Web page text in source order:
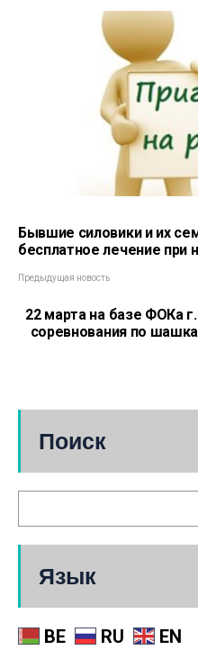
Бывшие силовики и их
бесплатное лечение при
Предыдущая новость
22 марта на базе ФОКа
соревнования по
Поиск
Язык
BE RU EN